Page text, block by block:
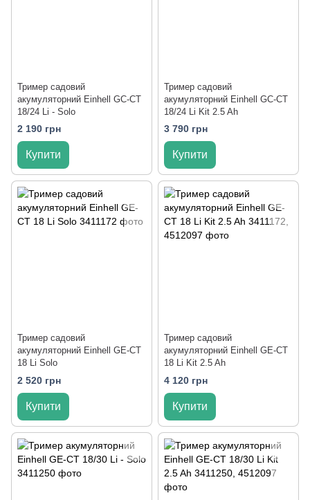
Тример садовий
акумуляторний Einhell GC-CT
18/24 Li - Solo
2 190 грн
Купити
Тример садовий
акумуляторний Einhell GC-CT
18/24 Li Kit 2.5 Ah
3 790 грн
Купити
Тример садовий
акумуляторний Einhell GE-CT
18 Li Solo
2 520 грн
Купити
Тример садовий
акумуляторний Einhell GE-CT
18 Li Kit 2.5 Ah
4 120 грн
Купити